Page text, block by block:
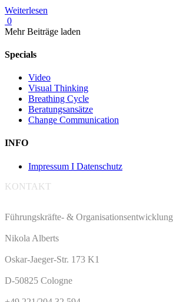
Weiterlesen
0
Mehr Beiträge laden
Specials
Video
Visual Thinking
Breathing Cycle
Beratungsansätze
Change Communication
INFO
Impressum I Datenschutz
KONTAKT
Führungskräfte- & Organisationsentwicklung
Nikola Alberts
Oskar-Jaeger-Str. 173 K1
D-50825 Cologne